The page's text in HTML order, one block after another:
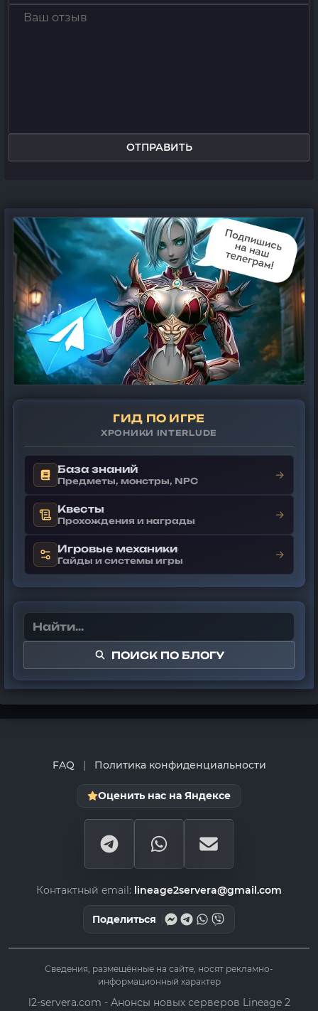
ОТПРАВИТЬ
ГИД ПО ИГРЕ
ХРОНИКИ INTERLUDE
База знаний
Предметы, монстры, NPC →
Квесты
Прохождения и награды →
Игровые механики
Гайды и системы игры →
ПОИСК ПО БЛОГУ
FAQ | Политика конфиденциальности
Оценить нас на Яндексе
Контактный email: lineage2servera@gmail.com
Поделиться
Сведения, размещённые на сайте, носят рекламно-
информационный характер
l2-servera.com - Анонсы новых серверов Lineage 2